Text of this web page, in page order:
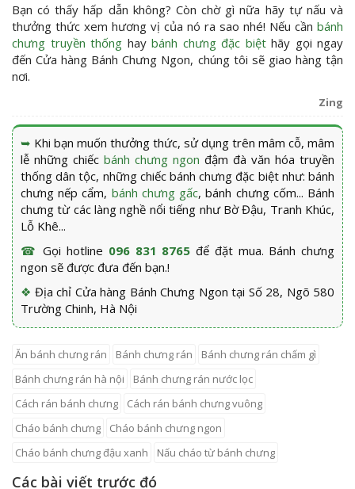
Bạn có thấy hấp dẫn không? Còn chờ gì nữa hãy tự nấu và
thưởng thức xem hương vị của nó ra sao nhé! Nếu cần bánh
chưng truyền thống hay bánh chưng đặc biệthãy gọi ngay
đến Cửa hàng Bánh Chưng Ngon, chúng tôi sẽ giao hàng tận
nơi.
Zing
➥ Khi bạn muốn thưởng thức, sử dụng trên mâm cỗ, mâm
lễ những chiếc bánh chưng ngon đậm đà văn hóa truyền
thống dân tộc, những chiếc bánh chưng đặc biệt như: bánh
chưng nếp cẩm, bánh chưng gấc, bánh chưng cốm... Bánh
chưng từ các làng nghề nổi tiếng như Bờ Đậu, Tranh Khúc,
Lỗ Khê...
☎ Gọi hotline 096 831 8765 để đặt mua. Bánh chưng
ngon sẽ được đưa đến bạn.!
❖ Địa chỉ Cửa hàng Bánh Chưng Ngon tại Số 28, Ngõ 580
Trường Chinh, Hà Nội
ăn bánh chưng rán bánh chưng rán
bánh chưng rán chấm gì
bánh chưng rán hà nội
bánh chưng rán nước lọc
cách rán bánh chưng
cách rán bánh chưng vuông
cháo bánh chưng
cháo bánh chưng ngon
cháo bánh chưng đậu xanh
nấu cháo từ bánh chưng
Các bài viết trước đó